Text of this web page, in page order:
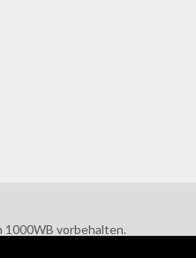
1000WB vorbehalten.